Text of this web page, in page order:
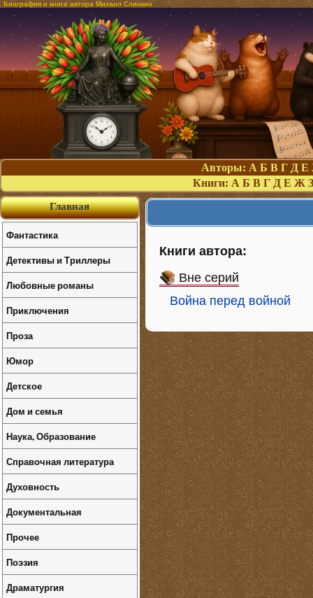
Биография и книги автора Михаил Слинкин
Авторы: А Б В Г Д Е
Книги: А Б В Г Д Е Ж З
Книги автора:
Вне серий
Война перед войной
Главная
Фантастика
Детективы и Триллеры
Любовные романы
Приключения
Проза
Юмор
Детское
Дом и семья
Наука, Образование
Справочная литература
Духовность
Документальная
Прочее
Поэзия
Драматургия